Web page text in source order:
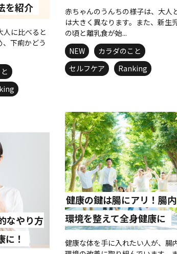
を紹介
人に比べると
、下痢かどう
赤ちゃんのうんちの様子は、大人
は大きく異なります。また、新生
の頃と離乳食が始...
NEW
カラダのこと
セルフケア
Ranking
なやり方
に！
健康の鍵は腸にアリ！腸内
環境を整えて全身健康に
健康な体を手に入れたい人が、腸